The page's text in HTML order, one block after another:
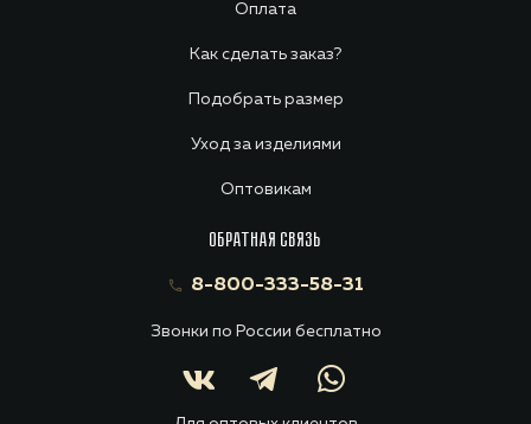
Оплата
Как сделать заказ?
Подобрать размер
Уход за изделиями
Оптовикам
ОБРАТНАЯ СВЯЗЬ
8-800-333-58-31
Звонки по России бесплатно